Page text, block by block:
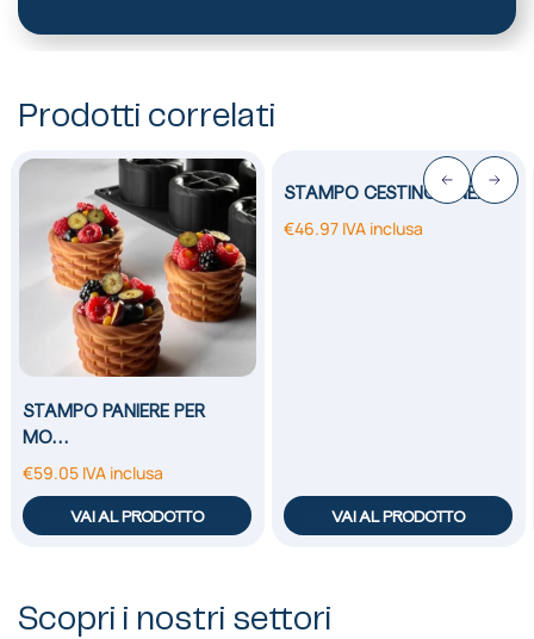
Prodotti correlati
STAMPO PANIERE PER
MO…
€59.05 IVA inclusa
VAI AL PRODOTTO
STAMPO CESTINO LINEA…
€46.97 IVA inclusa
VAI AL PRODOTTO
Scopri i nostri settori